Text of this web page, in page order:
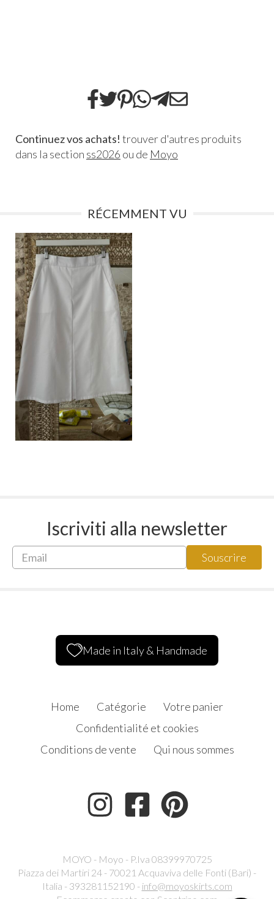
Continuez vos achats! trouver d'autres produits
dans la section ss2026 ou de Moyo
RÉCEMMENT VU
Iscriviti alla newsletter
Made in Italy & Handmade
Home Catégorie
Votre panier
Confidentialité et cookies
Conditions de vente
Qui nous sommes
MOYO - Moyo - P.Iva 08399970725
Piazza dei Martiri 24 - 70021 Acquaviva delle Fonti (Bari) -
Italia - 393281152190 - info@moyoskirts.com